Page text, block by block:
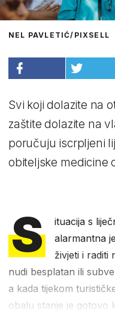
NEL PAVLETIĆ/PIXSELL
Svi koji dolazite na
zaštite dolazite na
poručuju iscrpljeni
obiteljske medicine
S
ituacija s
alarmantna
živjeti i raditi
nudi besplatan ili
a kada tijekom
obalu stanje je gotovo